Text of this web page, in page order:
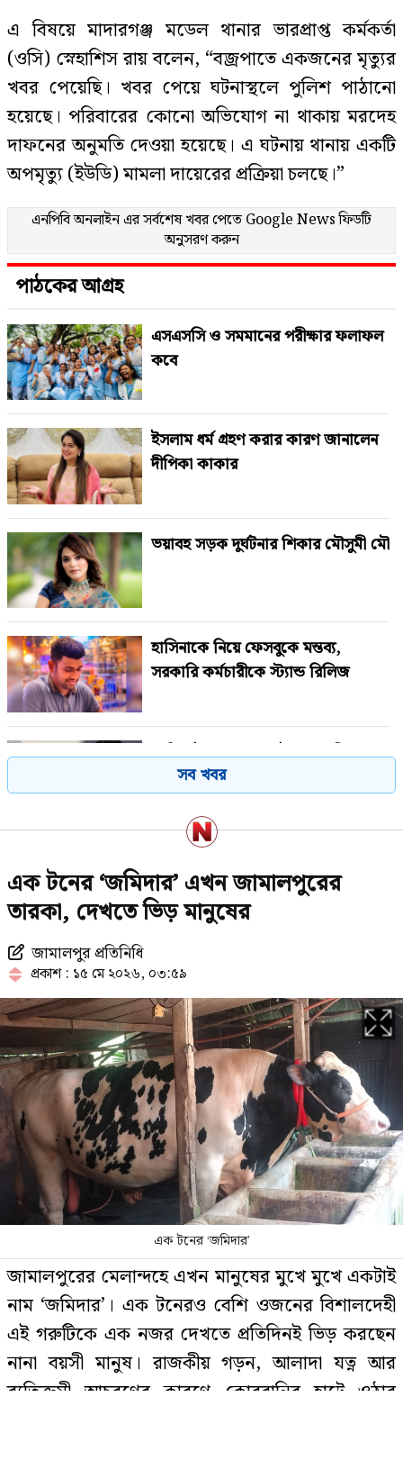
এ বিষয়ে মাদারগঞ্জ মডেল থানার ভারপ্রাপ্ত কর্মকর্তা
(ওসি) স্নেহাশিস রায় বলেন, “বজ্রপাতে একজনের মৃত্যুর
খবর পেয়েছি। খবর পেয়ে ঘটনাস্থলে পুলিশ পাঠানো
হয়েছে। পরিবারের কোনো অভিযোগ না থাকায় মরদেহ
দাফনের অনুমতি দেওয়া হয়েছে। এ ঘটনায় থানায় একটি
অপমৃত্যু (ইউডি) মামলা দায়েরের প্রক্রিয়া চলছে।”
এনপিবি অনলাইন এর সর্বশেষ খবর পেতে Google Newsফিডটি
অনুসরণ করুন
পাঠকের আগ্রহ
এসএসসি ও সমমানের পরীক্ষার ফলাফল
কবে
ইসলাম ধর্ম গ্রহণ করার কারণ জানালেন
দীপিকা কাকার
ভয়াবহ সড়ক দুর্ঘটনার শিকার মৌসুমী মৌ
হাসিনাকে নিয়ে ফেসবুকে মন্তব্য,
সরকারি কর্মচারীকে স্ট্যান্ড রিলিজ
সাকিব ইস্যুতে ক্ষমা চাইলেন আসিফ
আকবর
সুখবর পেলেন বিএনপির ৬ নেতা
সেদিন কী ঘটেছিল আর্জেন্টিনার
ড্রেসিংরুমে? ফাঁস করলেন ক্রীড়া
সাংবাদিক রেনজো
শেখ পরিবারের সদস্য ও নিকটাত্মীয়রা
কে কোন দেশে আছেন
রাষ্ট্রপতি নির্বাচনের তফসিল ঘোষণা
শেখ হাসিনার সঙ্গে পালানোর সময়
সব খবর
এক টনের ‘জমিদার’ এখন জামালপুরের
তারকা, দেখতে ভিড় মানুষের
জামালপুর প্রতিনিধি
প্রকাশ : ১৫ মে ২০২৬, ০৩:৫৯
এক টনের ‘জমিদার’
জামালপুরের মেলান্দহে এখন মানুষের মুখে মুখে একটাই
নাম ‘জমিদার’। এক টনেরও বেশি ওজনের বিশালদেহী
এই গরুটিকে এক নজর দেখতে প্রতিদিনই ভিড় করছেন
নানা বয়সী মানুষ। রাজকীয় গড়ন, আলাদা যত্ন আর
ব্যতিক্রমী আচরণের কারণে কোরবানির হাটে ওঠার